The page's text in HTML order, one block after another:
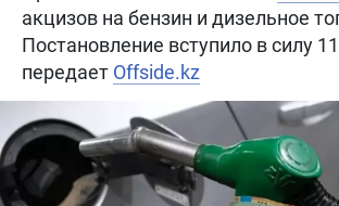
акцизов на бензин и дизельное
Постановление вступило в силу
передает Offside.kz